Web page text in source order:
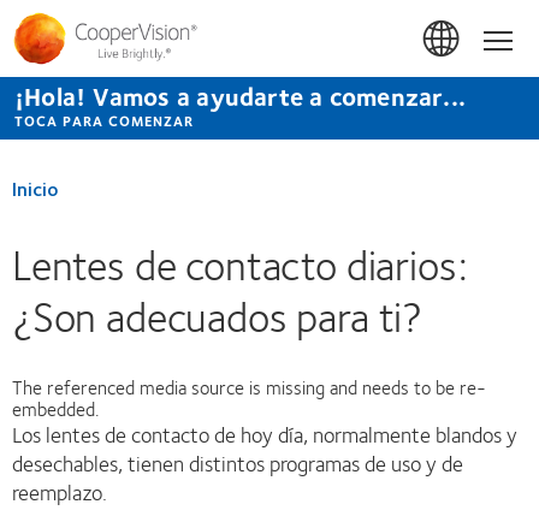
Pasar
contenido
principal
Inicio
¡Hola! Vamos a ayudarte a comenzar...
TOCA PARA COMENZAR
Inicio
Lentes de contacto diarios:
¿Son adecuados para ti?
The referenced media source is missing and needs to be re-
embedded.
Los lentes de contacto de hoy día, normalmente blandos y
desechables, tienen distintos programas de uso y de
reemplazo.